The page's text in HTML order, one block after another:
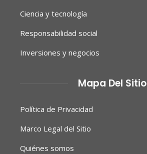
Ciencia y tecnología
Responsabilidad social
Inversiones y negocios
Mapa Del Sitio
Política de Privacidad
Marco Legal del Sitio
Quiénes somos